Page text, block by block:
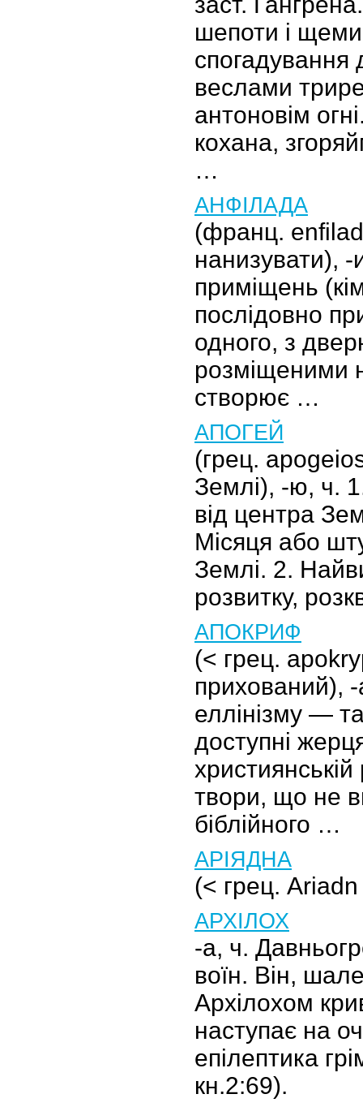
шепоти і
спогадування
веслами
антоновім
кохана,
…
АНФІЛАДА
(франц.
нанизувати),
приміщень
послідовно
одного, з
розміщеними
створює …
АПОГЕЙ
(грец.
Землі), -ю, ч.
від центра
Місяця або
Землі. 2.
розвитку,
АПОКРИФ
(< грец.
прихований),
еллінізму —
доступні
християнській
твори, що не
біблійного …
АРІЯДНА
(< грец. Ariadn
АРХІЛОХ
-а, ч.
воїн. Він,
Архілохом
наступає на
епілептика
кн.2:69).